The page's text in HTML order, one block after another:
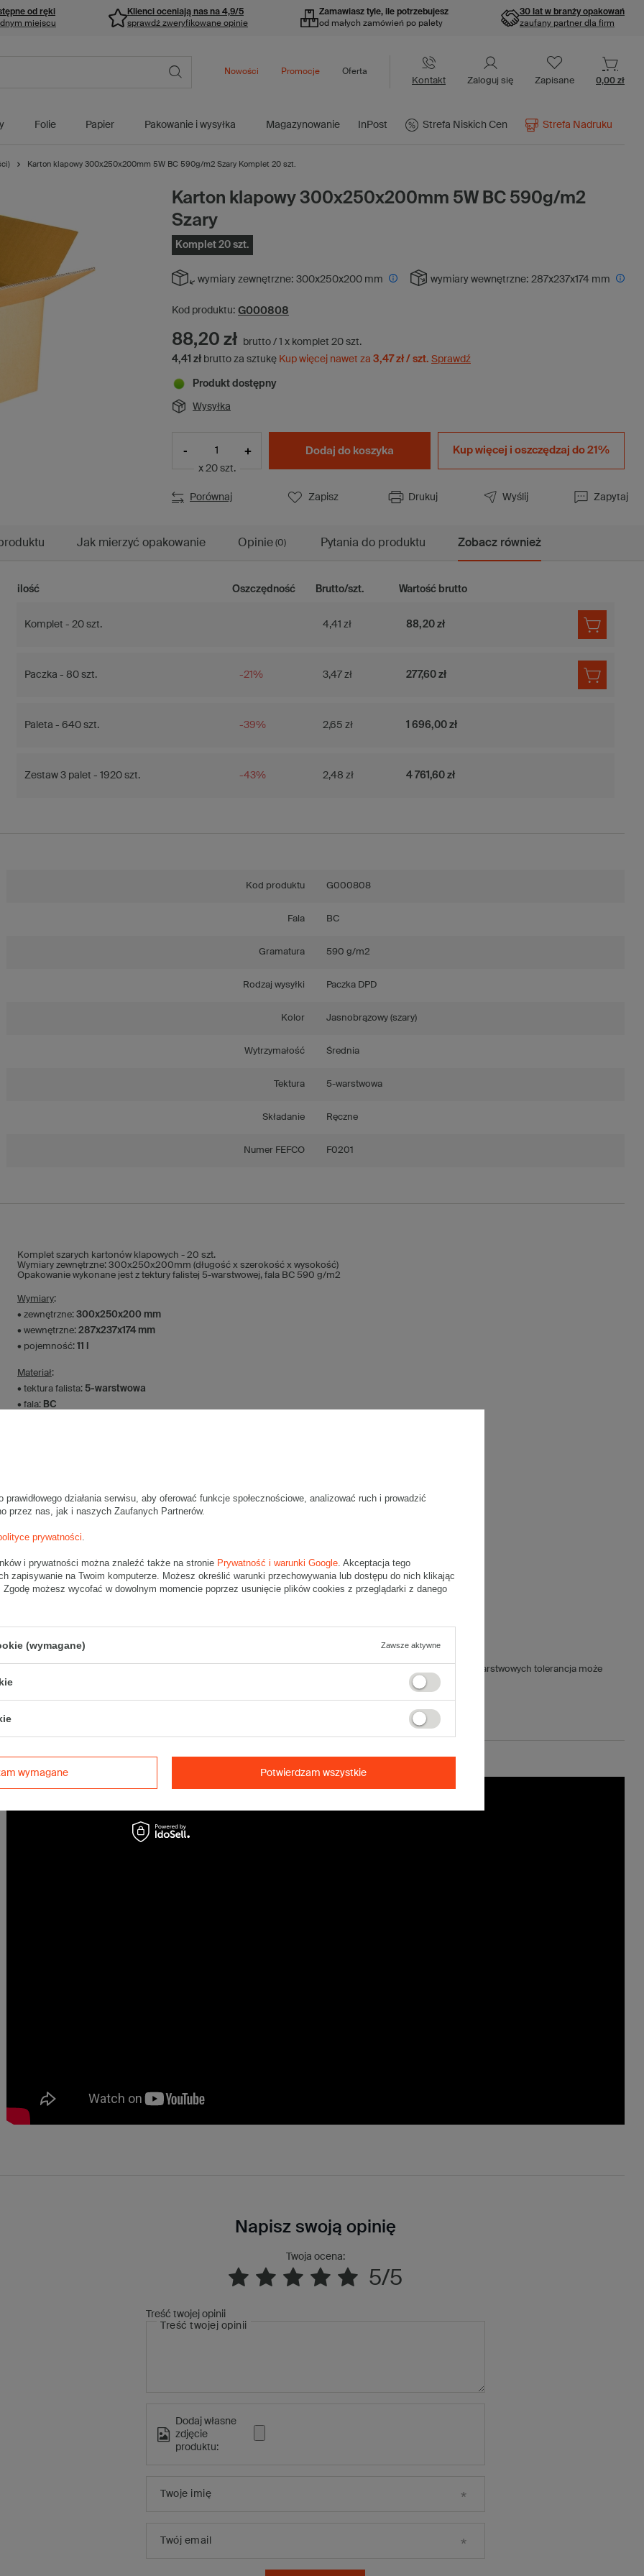
od ręki
miejscu
Klienci oceniają nas na 4,9/5
sprawdź zweryfikowane opinie
Zamawiasz tyle, ile potrzebujesz
od małych zamówień po palety
30 lat w branży opakowań
zaufany partner dla firm
Kontakt Zaloguj się Zapisane 0,00 zł
Folie Papier Pakowanie i wysyłka Magazynowanie InPost Strefa Niskich Cen Strefa Nadruku
Nowości Promocje Oferta
Karton klapowy 300x250x200mm 5W BC 590g/m2 Szary Komplet 20 szt.
Karton klapowy 300x250x200mm 5W BC 590g/m2
Szary
Komplet 20 szt.
wymiary zewnętrzne: 300x250x200 mm wymiary wewnętrzne: 287x237x174 mm
Kod produktu: G000808
88,20 zł brutto / 1 x komplet 20 szt.
4,41 zł brutto za sztukę Kup więcej nawet za 3,47 zł / szt. Sprawdź
Produkt dostępny
Wysyłka
- +
x 20 szt.
Dodaj do koszyka Kup więcej i oszczędzaj do 21%
Porównaj Zapisz Drukuj Wyślij Zapytaj
Jak mierzyć opakowanie Opinie (0) Pytania do produktu Zobacz również
ilość Oszczędność Brutto/szt. Wartość brutto
Komplet - 20 szt. 4,41 zł 88,20 zł
Paczka - 80 szt. -21% 3,47 zł 277,60 zł
Paleta - 640 szt. -39% 2,65 zł 1 696,00 zł
Zestaw 3 palet - 1920 szt. -43% 2,48 zł 4 761,60 zł
Kod produktu G000808
Fala BC
Gramatura 590 g/m2
Rodzaj wysyłki Paczka DPD
Kolor Jasnobrązowy (szary)
Wytrzymałość Średnia
Tektura 5-warstwowa
Składanie Ręczne
Numer FEFCO F0201
Komplet szarych kartonów klapowych - 20 szt.
Wymiary zewnętrzne: 300x250x200mm (długość x szerokość x wysokość)
Opakowanie wykonane jest z tektury falistej 5-warstwowej, fala BC 590 g/m2
Wymiary:
• zewnętrzne: 300x250x200 mm
• wewnętrzne: 287x237x174 mm
• pojemność: 11 l
Materiał:
• tektura falista: 5-warstwowa
• fala: BC
• typ fefco: F0201
• Poczta Polska List L
• InPost C
• Pocztex M
Maksymalna waga paczki -31,5kg
Maksymalna ilość w jednej przesyłce -
Tolerancja wymiarów wynikająca z parametrów pracy maszyn produkcyjnych wynosi ±5mm (dla kartonów 5-warstwowych tolerancja może
Napisz swoją opinię
Twoja ocena:
5/5
Treść twojej opinii
Treść twojej opinii
Dodaj własne
zdjęcie
produktu:
Twoje imię
Twój email
działania serwisu, aby oferować funkcje społecznościowe, analizować ruch i prowadzić
przez nas, jak i naszych Zaufanych Partnerów.
prywatności.
i prywatności można znaleźć także na stronie Prywatność i warunki Google. Akceptacja tego
zapisywanie na Twoim komputerze. Możesz określić warunki przechowywania lub dostępu do nich klikając
Zgodę możesz wycofać w dowolnym momencie poprzez usunięcie plików cookies z przeglądarki z danego
(wymagane) Zawsze aktywne
wymagane Potwierdzam wszystkie